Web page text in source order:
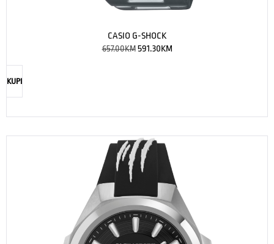
CASIO G-SHOCK
657.00KM 591.30KM
KUPI